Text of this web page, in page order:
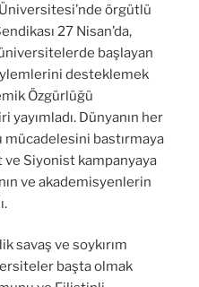
örgütlü
27 Nisan’da,
başlayan
desteklemek
Özgürlüğü
yayımladı. Dünyanın her
mücadelesini bastırmaya
ve Siyonist kampanyaya
ve akademisyenlerin
savaş ve soykırım
başta olmak